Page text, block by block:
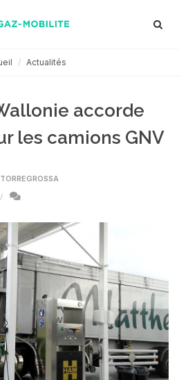
Actualités
accorde
les camions GNV